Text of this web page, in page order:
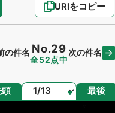
URIをコピー
の件名 No.29
全52点中
次の件名
頭 ページ 最後